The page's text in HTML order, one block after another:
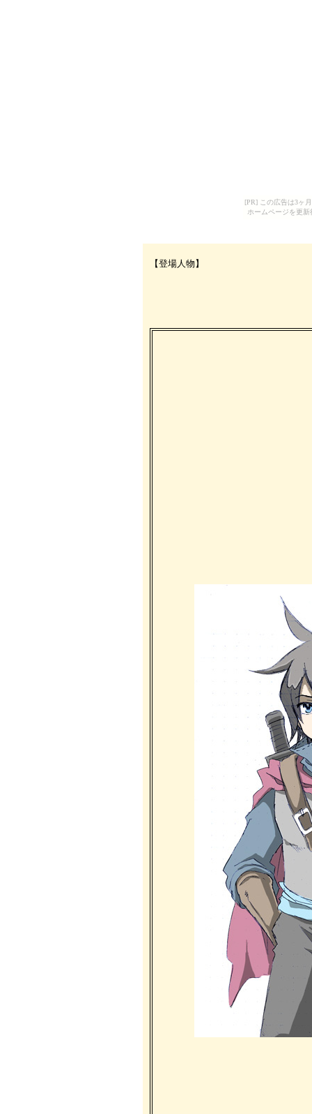
[PR] この広告は3ヶ
ホームページを更
【登場人物】